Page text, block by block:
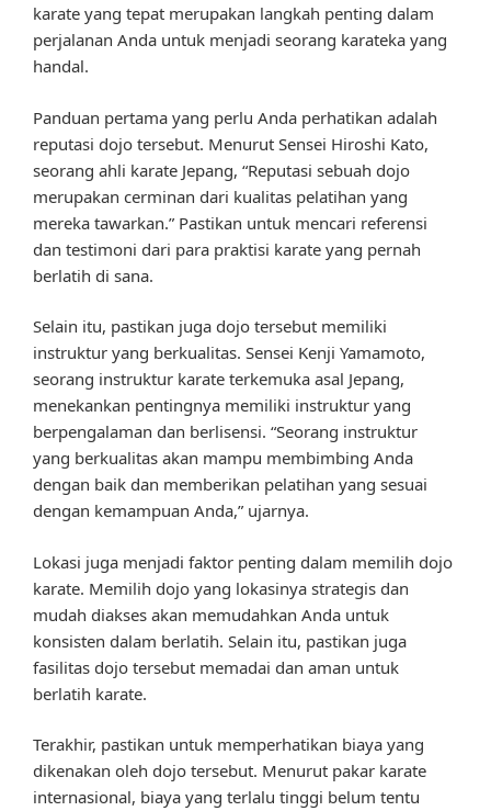
karate yang tepat merupakan langkah penting dalam
perjalanan Anda untuk menjadi seorang karateka yang
handal.
Panduan pertama yang perlu Anda perhatikan adalah
reputasi dojo tersebut. Menurut Sensei Hiroshi Kato,
seorang ahli karate Jepang, “Reputasi sebuah dojo
merupakan cerminan dari kualitas pelatihan yang
mereka tawarkan.” Pastikan untuk mencari referensi
dan testimoni dari para praktisi karate yang pernah
berlatih di sana.
Selain itu, pastikan juga dojo tersebut memiliki
instruktur yang berkualitas. Sensei Kenji Yamamoto,
seorang instruktur karate terkemuka asal Jepang,
menekankan pentingnya memiliki instruktur yang
berpengalaman dan berlisensi. “Seorang instruktur
yang berkualitas akan mampu membimbing Anda
dengan baik dan memberikan pelatihan yang sesuai
dengan kemampuan Anda,” ujarnya.
Lokasi juga menjadi faktor penting dalam memilih dojo
karate. Memilih dojo yang lokasinya strategis dan
mudah diakses akan memudahkan Anda untuk
konsisten dalam berlatih. Selain itu, pastikan juga
fasilitas dojo tersebut memadai dan aman untuk
berlatih karate.
Terakhir, pastikan untuk memperhatikan biaya yang
dikenakan oleh dojo tersebut. Menurut pakar karate
internasional, biaya yang terlalu tinggi belum tentu